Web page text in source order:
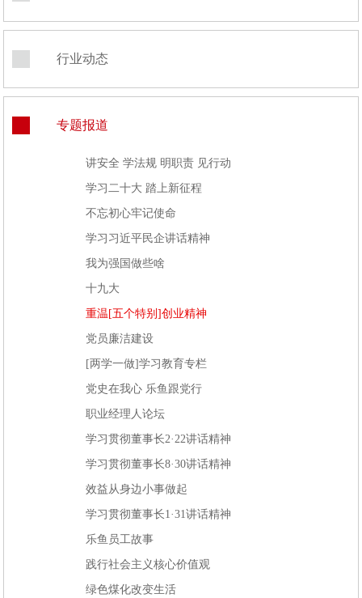
行业动态
专题报道
讲安全 学法规 明职责 见行动
学习二十大 踏上新征程
不忘初心牢记使命
学习习近平民企讲话精神
我为强国做些啥
十九大
重温[五个特别]创业精神
党员廉洁建设
[两学一做]学习教育专栏
党史在我心 乐鱼跟党行
职业经理人论坛
学习贯彻董事长2·22讲话精神
学习贯彻董事长8·30讲话精神
效益从身边小事做起
学习贯彻董事长1·31讲话精神
乐鱼员工故事
践行社会主义核心价值观
绿色煤化改变生活